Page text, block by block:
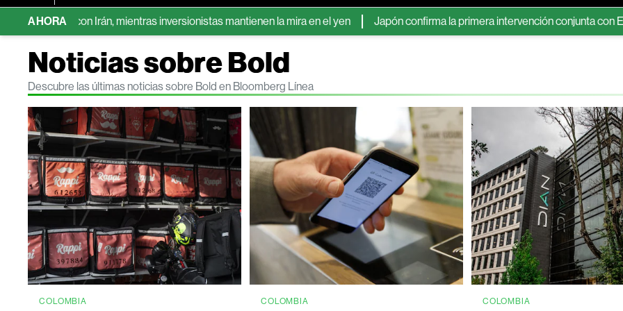
AHORA
con Irán, mientras inversionistas mantienen la mira en el yen Japón confirma la primera intervención conjunta con EE.UU. en
Noticias sobre Bold
Descubre las últimas noticias sobre Bold en Bloomberg Línea
COLOMBIA COLOMBIA COLOMBIA